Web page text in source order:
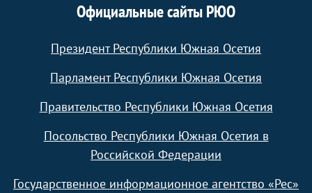
Официальные сайты РЮО
Президент Республики Южная Осетия
Парламент Республики Южная Осетия
Правительство Республики Южная Осетия
Посольство Республики Южная Осетия в
Российской Федерации
Государственное информационное агентство «Рес»